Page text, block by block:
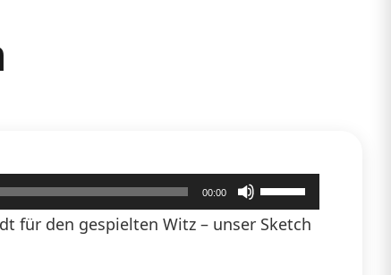
00:00
Pfeiltasten
Hoch/Runter
für den gespielten Witz – unser Sketch